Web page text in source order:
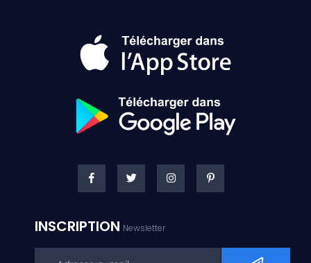
INSCRIPTION Newsletter